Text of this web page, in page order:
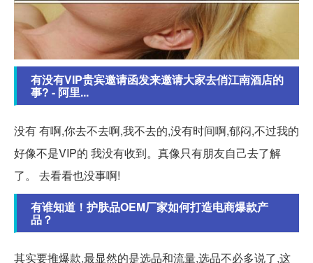
有没有VIP贵宾邀请函发来邀请大家去俏江南酒店的
事? - 阿里...
没有 有啊,你去不去啊,我不去的,没有时间啊,郁闷,不过我的
好像不是VIP的 我没有收到。真像只有朋友自己去了解
了。 去看看也没事啊!
有谁知道！护肤品OEM厂家如何打造电商爆款产
品？
其实要推爆款,最显然的是选品和流量,选品不必多说了,这